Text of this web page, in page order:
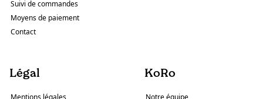
Suivi de commandes
Moyens de paiement
Contact
Légal
Mentions légales
KoRo
Notre équipe